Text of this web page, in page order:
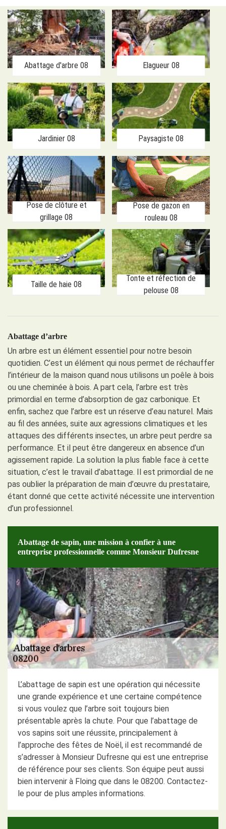
Abattage d'arbre 08 Elagueur 08
Jardinier 08 Paysagiste 08
Pose de clôture et
grillage 08
Pose de gazon en
rouleau 08
Taille de haie 08
Tonte et réfection de
pelouse 08
Abattage d’arbre
Un arbre est un élément essentiel pour notre besoin
quotidien. C’est un élément qui nous permet de réchauffer
l’intérieur de la maison quand nous utilisons un poêle à bois
ou une cheminée à bois. A part cela, l’arbre est très
primordial en terme d’absorption de gaz carbonique. Et
enfin, sachez que l’arbre est un réserve d’eau naturel. Mais
au fil des années, suite aux agressions climatiques et les
attaques des différents insectes, un arbre peut perdre sa
performance. Et il peut être dangereux en absence d’un
agissement rapide. La solution la plus fiable face à cette
situation, c’est le travail d’abattage. Il est primordial de ne
pas oublier la préparation de main d’œuvre du prestataire,
étant donné que cette activité nécessite une intervention
d’un professionnel.
Abattage de sapin, une mission à confier à une
entreprise professionnelle comme Monsieur Dufresne
L’abattage de sapin est une opération qui nécessite
une grande expérience et une certaine compétence
si vous voulez que l’arbre soit toujours bien
présentable après la chute. Pour que l’abattage de
vos sapins soit une réussite, principalement à
l’approche des fêtes de Noël, il est recommandé de
s’adresser à Monsieur Dufresne qui est une entreprise
de référence pour ses clients. Son équipe peut aussi
bien intervenir à Floing que dans le 08200. Contactez-
le pour de plus amples informations.